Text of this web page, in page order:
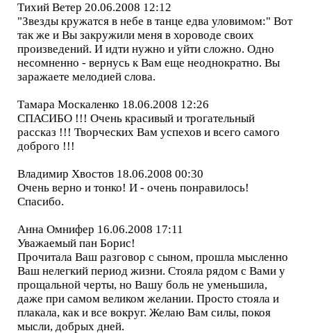
Тихий Ветер 20.06.2008 12:12
"Звезды кружатся в небе в танце едва уловимом:" Вот
так же и Вы закружили меня в хороводе своих
произведений. И идти нужно и уйти сложно. Одно
несомненно - вернусь к Вам еще неоднократно. Вы
заражаете мелодией слова.
Тамара Москаленко 18.06.2008 12:26
СПАСИБО !!! Очень красивый и трогательный
рассказ !!! Творческих Вам успехов и всего самого
доброго !!!
Владимир Хвостов 18.06.2008 00:30
Очень верно и тонко! И - очень понравилось!
Спасибо.
Анна Омнифер 16.06.2008 17:11
Уважаемый пан Борис!
Прочитала Ваш разговор с сыном, прошла мысленно
Ваш нелегкий период жизни. Стояла рядом с Вами у
прощальной черты, но Вашу боль не уменьшила,
даже при самом великом желании. Просто стояла и
плакала, как и все вокруг. Желаю Вам силы, покоя
мысли, добрых дней.